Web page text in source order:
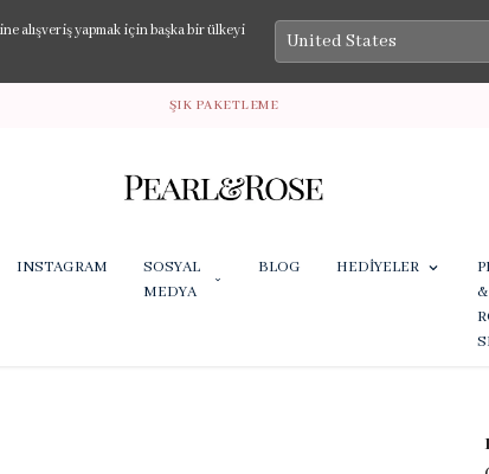
alışveriş yapmak için başka bir ülkeyi
ŞIK PAKETLEME
INSTAGRAM
SOSYAL
MEDYA
BLOG HEDİYELER
&